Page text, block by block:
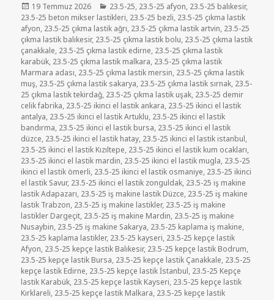
Yayın
tarihi
19 Temmuz 2026 Kategoriler
23.5-25, 23.5-25 afyon, 23.5-25 balıkesir,
23.5-25 beton mikser lastikleri, 23.5-25 bezli, 23.5-25 çıkma lastik
afyon, 23.5-25 çıkma lastik ağrı, 23.5-25 çıkma lastik artvin, 23.5-25
çıkma lastik balıkesir, 23.5-25 çıkma lastik bolu, 23.5-25 çıkma lastik
çanakkale, 23.5-25 çıkma lastik edirne, 23.5-25 çıkma lastik
karabük, 23.5-25 çıkma lastik malkara, 23.5-25 çıkma lastik
Marmara adası, 23.5-25 çıkma lastik mersin, 23.5-25 çıkma lastik
muş, 23.5-25 çıkma lastik sakarya, 23.5-25 çıkma lastik sırnak, 23.5-
25 çıkma lastik tekirdağ, 23.5-25 çıkma lastik uşak, 23.5-25 demir
celik fabrika, 23.5-25 ikinci el lastik ankara, 23.5-25 ikinci el lastik
antalya, 23.5-25 ikinci el lastik Artuklu, 23.5-25 ikinci el lastik
bandırma, 23.5-25 ikinci el lastik bursa, 23.5-25 ikinci el lastik
düzce, 23.5-25 ikinci el lastik hatay, 23.5-25 ikinci el lastik istanbul,
23.5-25 ikinci el lastik Kızıltepe, 23.5-25 ikinci el lastik kum ocakları,
23.5-25 ikinci el lastik mardin, 23.5-25 ikinci el lastik mugla, 23.5-25
ikinci el lastik ömerli, 23.5-25 ikinci el lastik osmaniye, 23.5-25 ikinci
el lastik Savur, 23.5-25 ikinci el lastik zonguldak, 23.5-25 iş makine
lastik Adapazarı, 23.5-25 iş makine lastik Düzce, 23.5-25 iş makine
lastik Trabzon, 23.5-25 iş makine lastikler, 23.5-25 iş makine
lastikler Dargeçit, 23.5-25 iş makine Mardin, 23.5-25 iş makine
Nusaybin, 23.5-25 iş makine Sakarya, 23.5-25 kaplama iş makine,
23.5-25 kaplama lastikler, 23.5-25 kayseri, 23.5-25 kepçe lastik
Afyon, 23.5-25 kepçe lastik Balıkesir, 23.5-25 kepçe lastik Bodrum,
23.5-25 kepçe lastik Bursa, 23.5-25 kepçe lastik Çanakkale, 23.5-25
kepçe lastik Edirne, 23.5-25 kepçe lastik İstanbul, 23.5-25 Kepçe
lastik Karabük, 23.5-25 kepçe lastik Kayseri, 23.5-25 kepçe lastik
Kırklareli, 23.5-25 kepçe lastik Malkara, 23.5-25 kepçe lastik